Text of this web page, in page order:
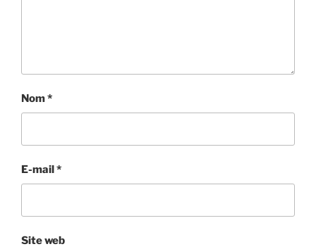
Nom*
E-mail*
Site web